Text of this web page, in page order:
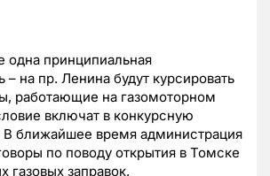
одна принципиальная
– на пр. Ленина будут курсировать
работающие на газомоторном
включат в конкурсную
ближайшее время администрация
по поводу открытия в Томске
газовых заправок.